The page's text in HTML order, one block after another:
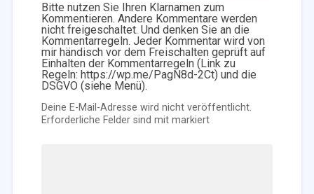
Bitte nutzen Sie Ihren Klarnamen zum
Kommentieren. Andere Kommentare werden
nicht freigeschaltet. Und denken Sie an die
Kommentarregeln. Jeder Kommentar wird von
mir händisch vor dem Freischalten geprüft auf
Einhalten der Kommentarregeln (Link zu
Regeln: https://wp.me/PagN8d-2Ct) und die
DSGVO (siehe Menü).
Deine E-Mail-Adresse wird nicht veröffentlicht.
Erforderliche Felder sind mitmarkiert